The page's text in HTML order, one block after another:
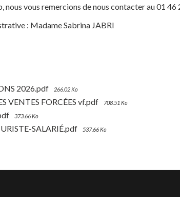
nous vous remercions de nous contacter au 01 46
: Madame Sabrina JABRI
2026.pdf
266.02 Ko
VENTES FORCÉES vf.pdf 708.51 Ko
373.66 Ko
SALARIÉ.pdf 537.66 Ko